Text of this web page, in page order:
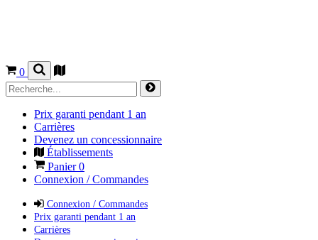
0
Prix garanti pendant 1 an
Carrières
Devenez un concessionnaire
Établissements
Panier0
Connexion / Commandes
Connexion / Commandes
Prix garanti pendant 1 an
Carrières